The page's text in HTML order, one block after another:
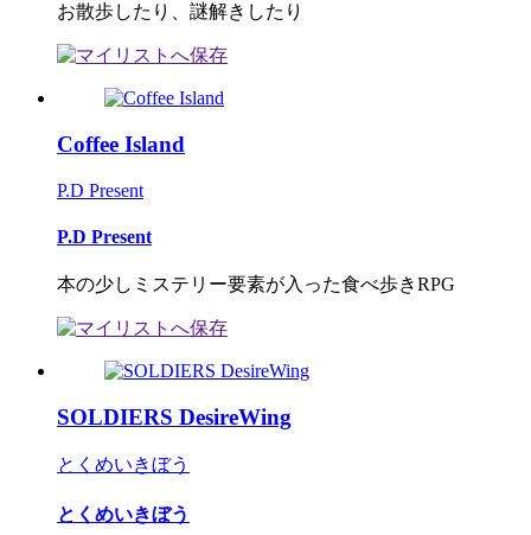
お散歩したり、謎解きしたり
Coffee Island
P.D Present
P.D Present
本の少しミステリー要素が入った食べ歩きRPG
SOLDIERS DesireWing
とくめいきぼう
とくめいきぼう